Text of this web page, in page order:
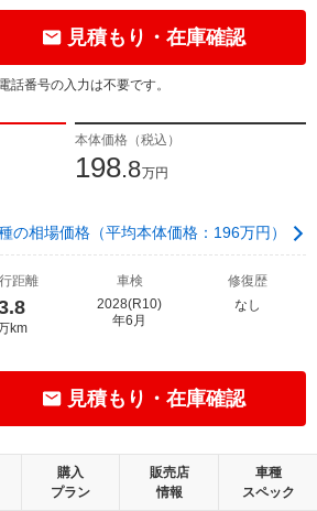
見積もり・在庫確認
話番号の入力は不要です。
本体価格（税込）
198.8万円
の相場価格（平均本体価格：196万円）
距離
km
車検
2028(R10)
年6月
修復歴
なし
見積もり・在庫確認
購入
プラン
販売店
情報
車種
スペック